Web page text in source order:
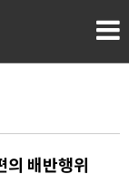
의 배반행위